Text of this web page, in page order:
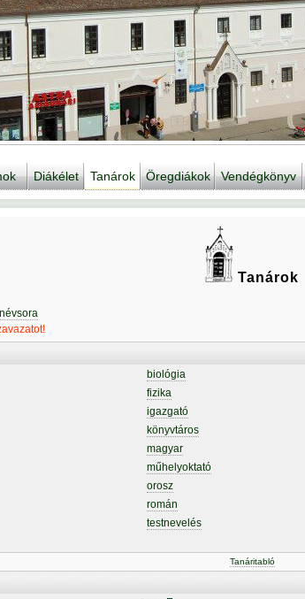
Diákélet Tanárok Öregdiákok Vendégkönyv
Tanárok
biológia
fizika
igazgató
könyvtáros
magyar
műhelyoktató
orosz
román
testnevelés
Tanáritabló